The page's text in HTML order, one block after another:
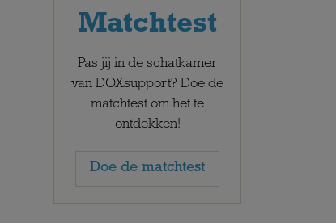
Matchtest
Pas jij in de schatkamer
van DOXsupport? Doe de
matchtest om het te
ontdekken!
Doe de matchtest